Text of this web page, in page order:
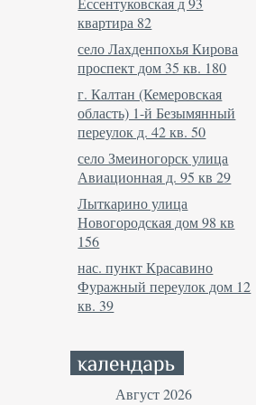
квартира 82
село Лахденпохья Кирова
проспект дом 35 кв. 180
г. Калтан (Кемеровская
область) 1-й Безымянный
переулок д. 42 кв. 50
село Змеиногорск улица
Авиационная д. 95 кв 29
Лыткарино улица
Новогородская дом 98 кв
156
нас. пункт Красавино
Фуражный переулок дом 12
кв. 39
Август 2026